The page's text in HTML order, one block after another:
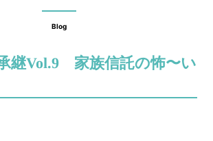
Blog
継Vol.9 家族信託の怖〜い